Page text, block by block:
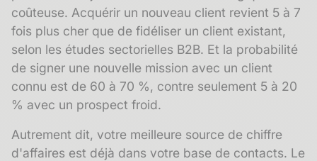
coûteuse. Acquérir un nouveau client revient 5 à 7
fois plus cher que de fidéliser un client existant,
selon les études sectorielles B2B. Et la probabilité
de signer une nouvelle mission avec un client
connu est de 60 à 70 %, contre seulement 5 à 20
% avec un prospect froid.
Autrement dit, votre meilleure source de chiffre
d'affaires est déjà dans votre base de contacts. Le